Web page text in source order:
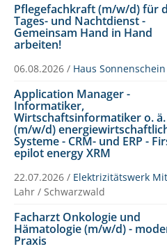
Pflegefachkraft (m/w/d) für
Tages- und Nachtdienst -
Gemeinsam Hand in Hand
arbeiten!
06.08.2026 / Haus Sonnenschein
Application Manager -
Informatiker,
Wirtschaftsinformatiker o. ä.
(m/w/d)
Systeme - CRM- und ERP -
epilot energy XRM
22.07.2026 / Elektrizitätswerk
Lahr / Schwarzwald
Facharzt Onkologie und
Hämatologie (m/w/d) -
Praxis